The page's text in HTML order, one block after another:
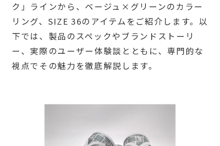
ク」ラインから、ベージュ×グリーンのカラー
リング、SIZE 36のアイテムをご紹介します。以
下では、製品のスペックやブランドストーリ
ー、実際のユーザー体験談とともに、専門的な
視点でその魅力を徹底解説します。